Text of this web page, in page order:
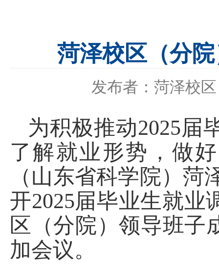
菏泽校区（分
发布者：菏泽校区
为积极推动2025届
了解就业形势，做
（山东省科学院）
开2025届毕业生就业
区（分院）领导班子
加会议。